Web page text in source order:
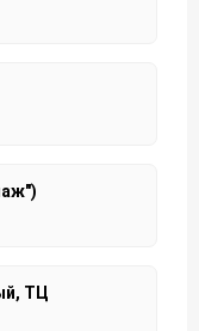
ТЦ